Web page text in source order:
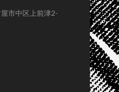
市中区上前津2-